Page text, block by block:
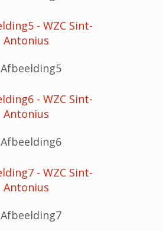
Afbeelding5
Afbeelding6
Afbeelding7